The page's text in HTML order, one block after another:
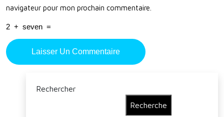
navigateur pour mon prochain commentaire.
2 + seven =
Rechercher
Recherche